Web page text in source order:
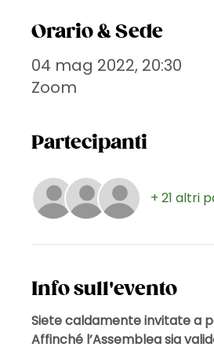
Orario & Sede
04 mag 2022, 20:30
Zoom
Partecipanti
+ 21 altri
Info sull'evento
Siete caldamente invitate a
Affinché l’Assemblea sia